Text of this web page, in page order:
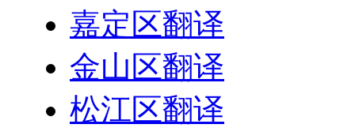
嘉定区翻译
金山区翻译
松江区翻译